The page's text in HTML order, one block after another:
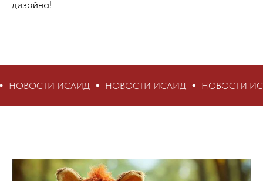
дизайна!
ИСАИД НОВОСТИ ИСАИД НОВОСТИ ИСАИД